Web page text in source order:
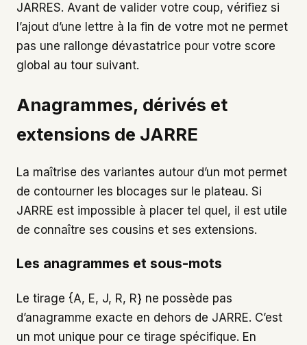
JARRES. Avant de valider votre coup, vérifiez si
l’ajout d’une lettre à la fin de votre mot ne permet
pas une rallonge dévastatrice pour votre score
global au tour suivant.
Anagrammes, dérivés et
extensions de JARRE
La maîtrise des variantes autour d’un mot permet
de contourner les blocages sur le plateau. Si
JARRE est impossible à placer tel quel, il est utile
de connaître ses cousins et ses extensions.
Les anagrammes et sous-mots
Le tirage {A, E, J, R, R} ne possède pas
d’anagramme exacte en dehors de JARRE. C’est
un mot unique pour ce tirage spécifique. En